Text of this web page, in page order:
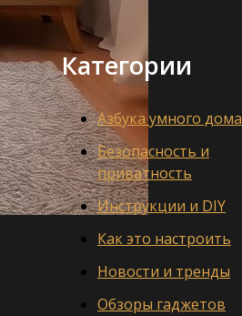
Категории
Азбука умного дома
Безопасность и
приватность
Инструкции и DIY
Как это настроить
Новости и тренды
Обзоры гаджетов